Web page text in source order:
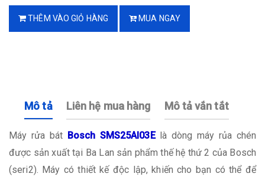
THÊM VÀO GIỎ HÀNG MUA NGAY
Mô tả Liên hệ mua hàng Mô tả vắn tắt
Máy rửa bát Bosch SMS25AI03Elà dòng máy rủa chén
được sản xuất tại Ba Lan sản phẩm thế hệ thứ 2 của Bosch
(seri2). Máy có thiết kế độc lập, khiến cho bạn có thể để